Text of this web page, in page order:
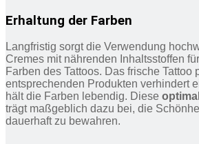
Erhaltung der Farben
Langfristig sorgt die Verwendung
Cremes mit nährenden Inhaltsstoffen
Farben des Tattoos. Das frische Tattoo
entsprechenden Produkten verhindert
hält die Farben lebendig. Diese
trägt maßgeblich dazu bei, die
dauerhaft zu bewahren.